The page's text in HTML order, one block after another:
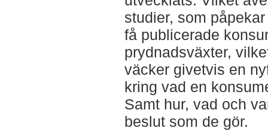
studier, som
få publicerade
prydnadsväxter,
väcker givetvis en
kring vad en
Samt hur, vad och
beslut som de gör.